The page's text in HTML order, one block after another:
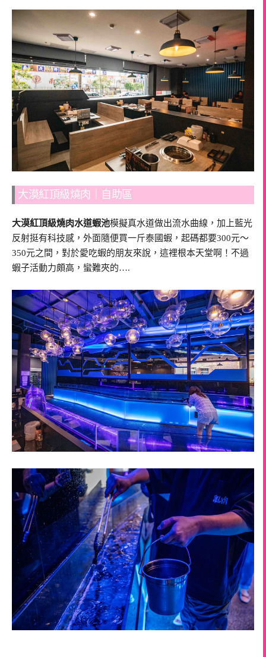
大漠紅頂級燒肉｜自助區
大漠紅頂級燒肉水道蝦池模擬真水道做出流水曲線，加上藍光
反射挺有科技感，外面隨便買一斤泰國蝦，起碼都要300元～
350元之間，對於愛吃蝦的朋友來說，這裡根本天堂啊！不過
蝦子活動力頗高，蠻難夾的….